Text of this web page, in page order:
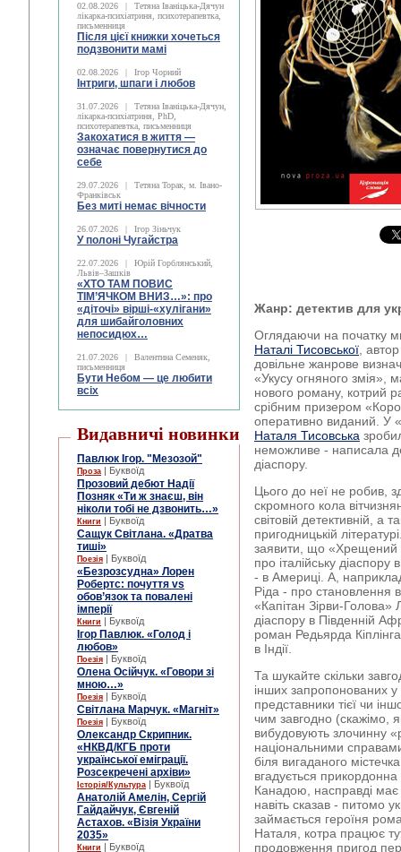
02.08.2026 |
Тетяна Іваніцька-Дячун
лікарка-психіатриня, психотерапевтка,
письменниця
Після цієї книжки хочеться
подзвонити мамі
02.08.2026 | Ігор Чорний
Інтриги, шпаги і любов
31.07.2026 |
Тетяна Іваніцька-Дячун,
лікарка-психіатриня, PhD,
психотерапевтка, письменниця
Закохатися в життя —
означає повернутися до
себе
29.07.2026 |
Тетяна Торак, м. Івано-
Франківськ
Без миті немає вічности
26.07.2026 | Ігор Зіньчук
У полоні Чугайстра
22.07.2026 |
Юрій Горблянський,
Львів–Зашків
«ХТО ТАМ ПОВИС
ТІМ’ЯЧКОМ ВНИЗ…»: про
«діточі» вірші-«хулігани»
для шибайголовних
непосидюх…
21.07.2026 |
Валентина Семеняк,
письменниця
Бути Небом ― це любити
всіх
Видавничі новинки
Павлюк Ігор. "Мезозой"
Проза | Буквоїд
Прозовий дебют Надії
Позняк «Ти ж знаєш, він
ніколи тобі не дзвонить…»
Книги | Буквоїд
Сащук Світлана. «Дратва
тиші»
Поезія | Буквоїд
«Безрозсудна» Лорен
Робертс: почуття vs
обов’язок та повалені
імперії
Книги | Буквоїд
Ігор Павлюк. «Голод і
любов»
Поезія | Буквоїд
Олена Осійчук. «Говори зі
мною…»
Поезія | Буквоїд
Світлана Марчук. «Магніт»
Поезія | Буквоїд
Олександр Скрипник.
«НКВД/КГБ проти
української еміграції.
Розсекречені архіви»
Історія/Культура | Буквоїд
Анатолій Амелін, Сергій
Гайдайчук, Євгеній
Астахов. «Візія України
2035»
Книги | Буквоїд
Жанр: детектив для
Оглядаючи на початку
Наталі Тисовської ,
довільне жанрове
«Укусу огняного змія»,
нового роману, котрий
срібним призером
оперативно виданий. У
Наталя Тисовська
неможливе - написала
діаспору.
Цього до неї не робив,
скромного кола
світовій детективній, а
пригодницькій
заявити, що «Хрещений
про італійську
- в Америці. А,
Ріда - про становлення
«Капітан Зірви-Голова»
діаспору в Південній
роман Редьярда
в Індії.
Та шукайте скільки
інших запропонованих у
представники тієї чи
чим завгодно (скажімо,
вибудовують злочинну
національними
біля вигаданого
вгадується
Канадою, насправді
навіть сказав - питомо
займається героїня
Наталя, котра працює
продовження пригод